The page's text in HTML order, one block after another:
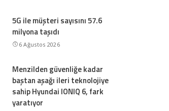
5G ile müşteri sayısını 57.6
milyona taşıdı
6 Ağustos 2026
Menzilden güvenliğe kadar
baştan aşağı ileri teknolojiye
sahip Hyundai IONIQ 6, fark
yaratıyor